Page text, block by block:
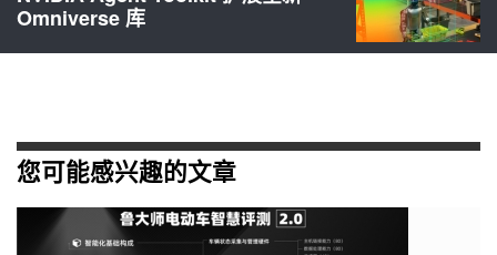
Omniverse 库
您可能感兴趣的文章